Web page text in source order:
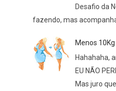
Desafio da
fazendo, mas
Menos
Hahahaha,
EU NÃO
Mas juro